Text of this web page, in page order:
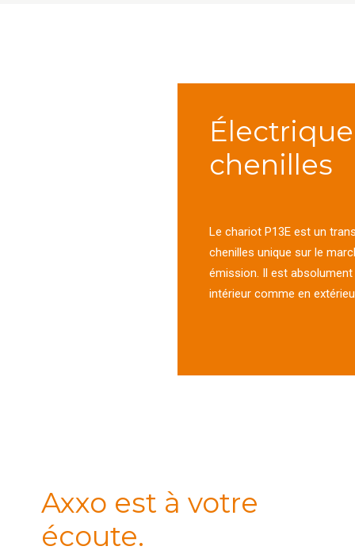
chenilles
Le chariot P13E est un
chenilles unique sur le
émission. Il est absolument
intérieur comme en
Axxo est à votre
écoute.